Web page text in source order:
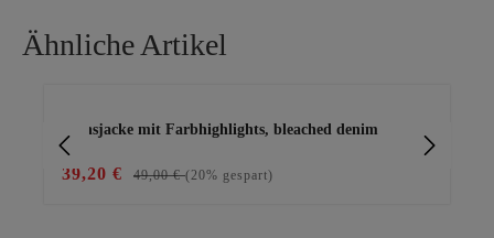
Ähnliche Artikel
Jeansjacke mit Farbhighlights, bleached denim
39,20 € 49,00 €(20% gespart)